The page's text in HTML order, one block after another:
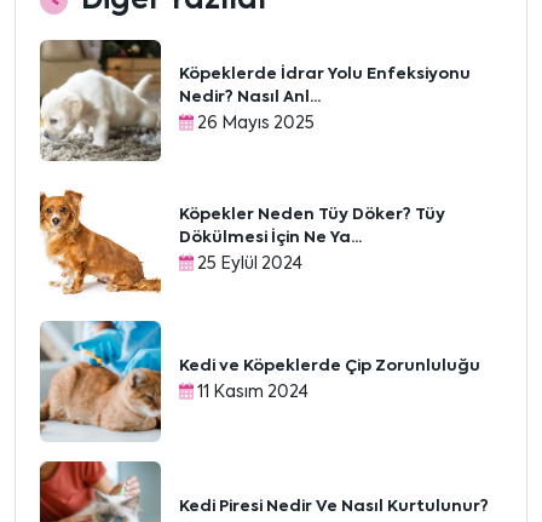
Köpeklerde İdrar Yolu Enfeksiyonu
Nedir? Nasıl Anl...
26 Mayıs 2025
Köpekler Neden Tüy Döker? Tüy
Dökülmesi İçin Ne Ya...
25 Eylül 2024
Kedi ve Köpeklerde Çip Zorunluluğu
11 Kasım 2024
Kedi Piresi Nedir Ve Nasıl Kurtulunur?